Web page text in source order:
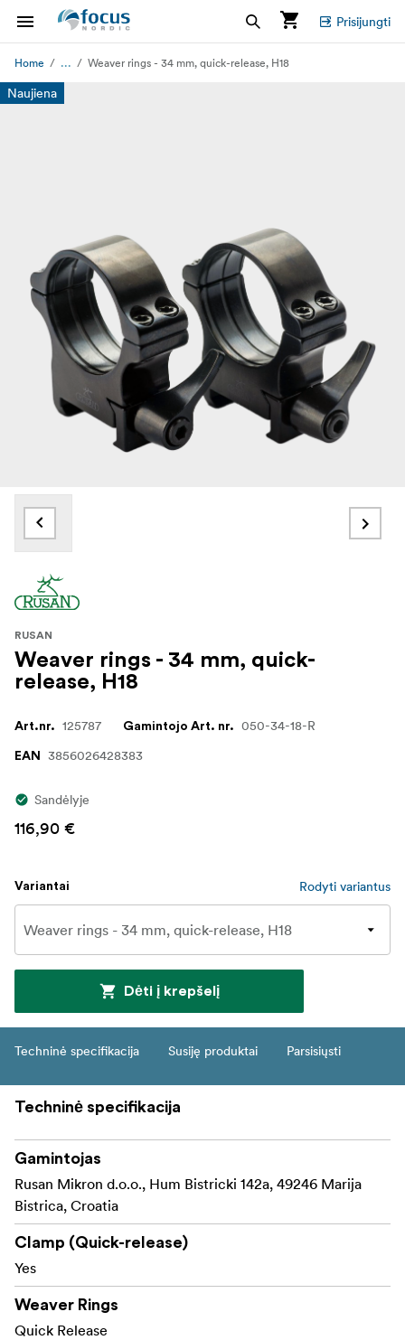
Prisijungti
Home ... Weaver rings - 34 mm, quick-release, H18
Naujiena
RUSAN
Weaver rings - 34 mm, quick-
release, H18
Art.nr. 125787 Gamintojo Art. nr. 050-34-18-R
EAN 3856026428383
Sandėlyje
116,90 €
Variantai Rodyti variantus
Dėti į krepšelį
Techninė specifikacija Susiję produktai Parsisiųsti
Techninė specifikacija
Gamintojas
Rusan Mikron d.o.o., Hum Bistricki 142a, 49246 Marija
Bistrica, Croatia
Clamp (Quick-release)
Yes
Weaver Rings
Quick Release